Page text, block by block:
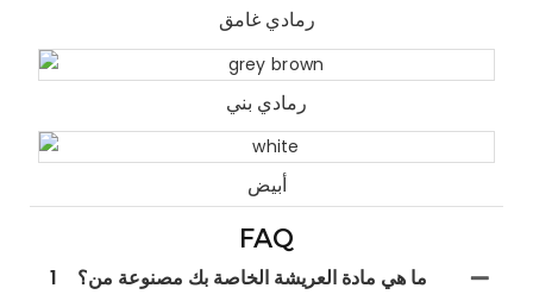
رمادي غامق
رمادي بني
أبيض
FAQ
1 ما هي مادة العريشة الخاصة بك مصنوعة من؟